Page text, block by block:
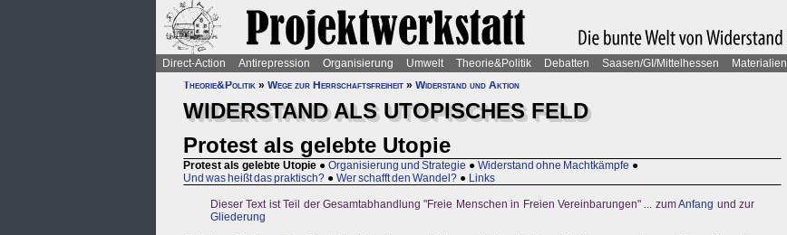
Direct-Action Antirepression Organisierung Umwelt Theorie&Politik Debatten Saasen/GI/Mittelhessen Materialien
Theorie&Politik » Wege zur Herrschaftsfreiheit » Widerstand und Aktion
WIDERSTAND ALS UTOPISCHES FELD
Protest als gelebte Utopie
Protest als gelebte Utopie ● Organisierung und Strategie ● Widerstand ohne Machtkämpfe ●
Und was heißt das praktisch? ● Wer schafft den Wandel? ● Links
Dieser Text ist Teil der Gesamtabhandlung "Freie Menschen in Freien Vereinbarungen" ... zumAnfang und zur
Gliederung